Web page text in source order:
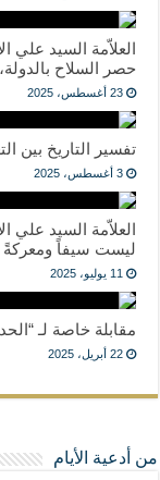
العلاّمة السيد
حصر السلاح
23 أغسطس، 2025
تفسير التاريخ بين
3 أغسطس، 2025
العلاّمة السيد علي
ليست سيفاً ومعركةً
11 يوليو، 2025
مقابلة خاصة لـ
22 أبريل، 2025
من أدعية الأيام